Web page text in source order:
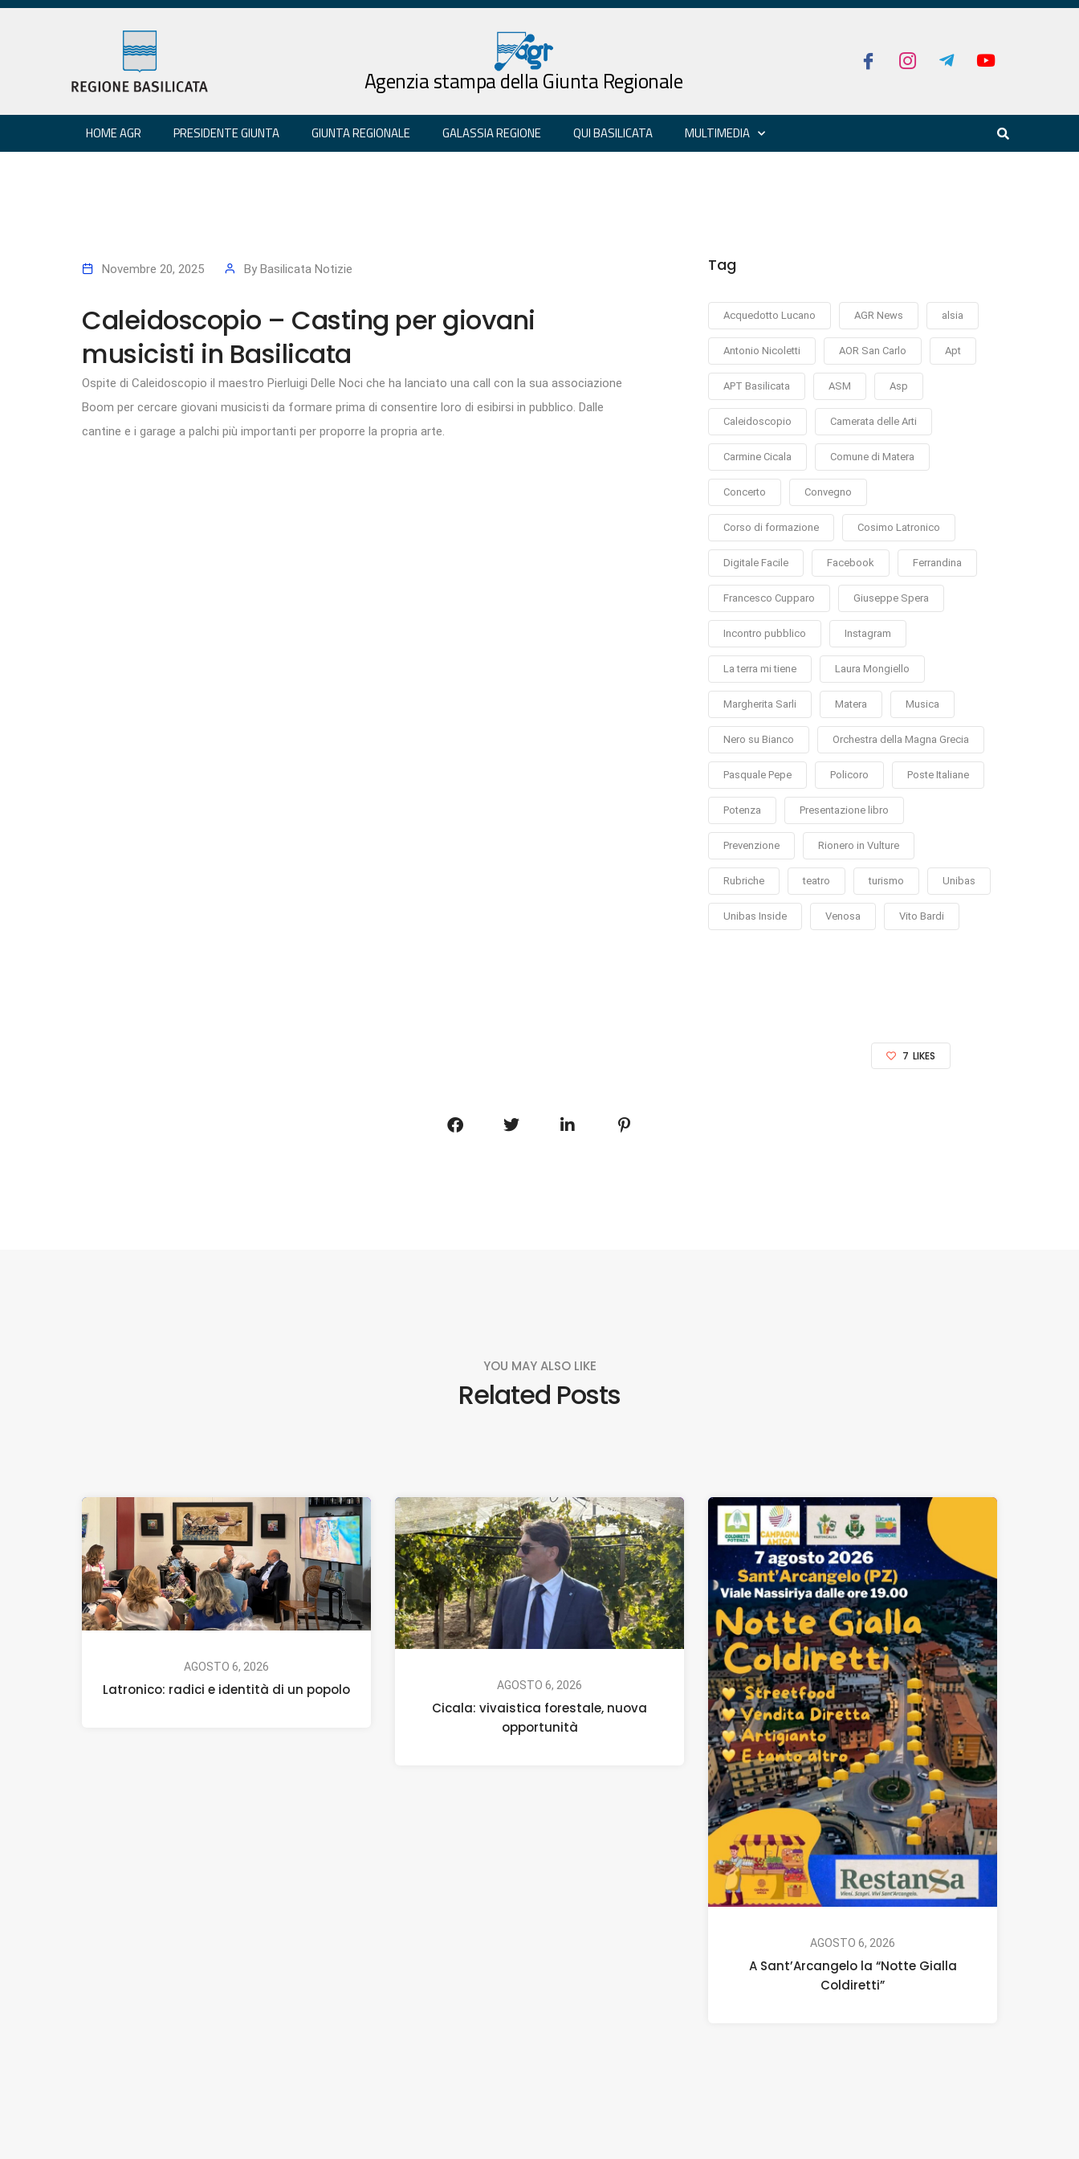
Agenzia stampa della Giunta Regionale
HOME AGR PRESIDENTE GIUNTA GIUNTA REGIONALE GALASSIA REGIONE QUI BASILICATA MULTIMEDIA
Novembre 20, 2025 By Basilicata Notizie
Caleidoscopio – Casting per giovani
musicisti in Basilicata
Ospite di Caleidoscopio il maestro Pierluigi Delle Noci che ha lanciato una call con la sua associazione
Boom per cercare giovani musicisti da formare prima di consentire loro di esibirsi in pubblico. Dalle
cantine e i garage a palchi più importanti per proporre la propria arte.
Tag
Acquedotto Lucano AGR News alsia
Antonio Nicoletti AOR San Carlo Apt
APT Basilicata ASM Asp
Caleidoscopio Camerata delle Arti
Carmine Cicala Comune di Matera
Concerto Convegno
Corso di formazione Cosimo Latronico
Digitale Facile Facebook Ferrandina
Francesco Cupparo Giuseppe Spera
Incontro pubblico Instagram
La terra mi tiene Laura Mongiello
Margherita Sarli Matera Musica
Nero su Bianco Orchestra della Magna Grecia
Pasquale Pepe Policoro Poste Italiane
Potenza Presentazione libro
Prevenzione Rionero in Vulture
Rubriche teatro turismo Unibas
Unibas Inside Venosa Vito Bardi
7 LIKES
YOU MAY ALSO LIKE
Related Posts
AGOSTO 6, 2026
Latronico: radici e identità di un popolo AGOSTO 6, 2026
Cicala: vivaistica forestale, nuova
opportunità
AGOSTO 6, 2026
A Sant’Arcangelo la “Notte Gialla
Coldiretti”